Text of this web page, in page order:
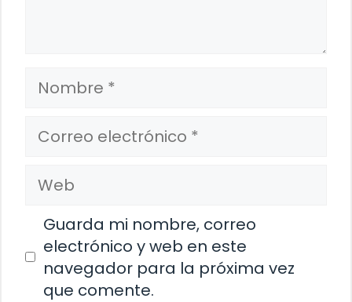
Nombre
Correo
electrónico
Web
Guarda mi nombre, correo
electrónico y web en este
navegador para la próxima vez
que comente.